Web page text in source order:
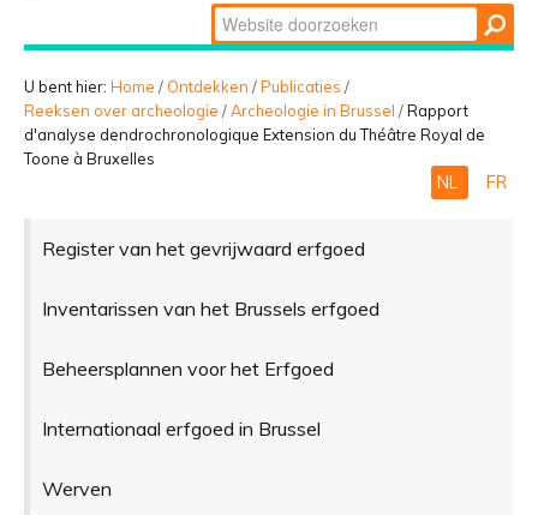
BELEVEN
Zoek
Geavanceerd
zoeken...
U bent hier: Home / Ontdekken /Publicaties /
Reeksen over archeologie /Archeologie in Brussel /Rapport
d'analyse dendrochronologique Extension du Théâtre Royal de
Toone à Bruxelles
NL FR
Register van het gevrijwaard erfgoed
Inventarissen van het Brussels erfgoed
Beheersplannen voor het Erfgoed
Internationaal erfgoed in Brussel
Werven